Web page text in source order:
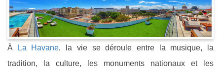
À La Havane, la vie se déroule entre la musique, la
tradition, la culture, les monuments nationaux et les